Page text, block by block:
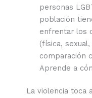
personas
población
enfrentar los
(física,
comparación
Aprende a
La violencia toca